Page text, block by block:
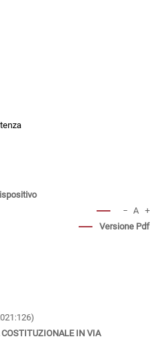
− A +
Versione Pdf
IN VIA